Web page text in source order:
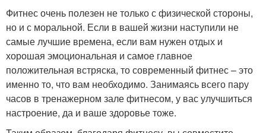
Фитнес очень полезен не только с физической стороны,
но и с моральной. Если в вашей жизни наступили не
самые лучшие времена, если вам нужен отдых и
хорошая эмоциональная и самое главное
положительная встряска, то современный фитнес – это
именно то, что вам необходимо. Занимаясь всего пару
часов в тренажерном зале фитнесом, у вас улучшиться
настроение, да и ваше здоровье тоже.